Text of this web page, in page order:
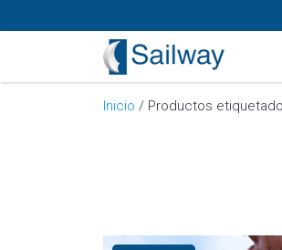
Inicio / Productos